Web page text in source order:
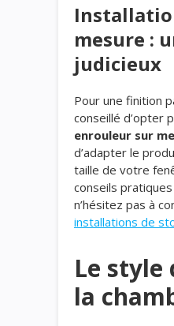
mesure :
judicieux
Pour une finition
conseillé d’opter
enrouleur sur
d’adapter le
taille de votre
conseils pratiques
n’hésitez pas à
installations de
Le style
la